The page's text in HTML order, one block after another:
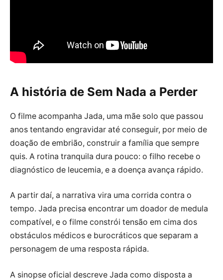
A história de Sem Nada a Perder
O filme acompanha Jada, uma mãe solo que passou
anos tentando engravidar até conseguir, por meio de
doação de embrião, construir a família que sempre
quis. A rotina tranquila dura pouco: o filho recebe o
diagnóstico de leucemia, e a doença avança rápido.
A partir daí, a narrativa vira uma corrida contra o
tempo. Jada precisa encontrar um doador de medula
compatível, e o filme constrói tensão em cima dos
obstáculos médicos e burocráticos que separam a
personagem de uma resposta rápida.
A sinopse oficial descreve Jada como disposta a